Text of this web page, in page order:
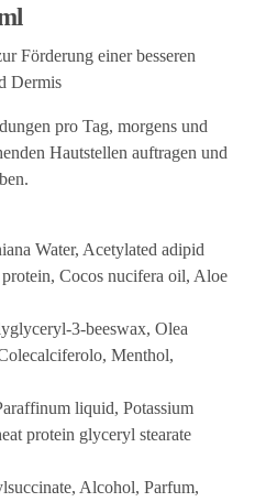
Förderung einer besseren
Dermis
pro Tag, morgens und
Hautstellen auftragen und
Water, Acetylated adipid
Cocos nucifera oil, Aloe
3-beeswax, Olea
Menthol,
liquid, Potassium
protein glyceryl stearate
Alcohol, Parfum,